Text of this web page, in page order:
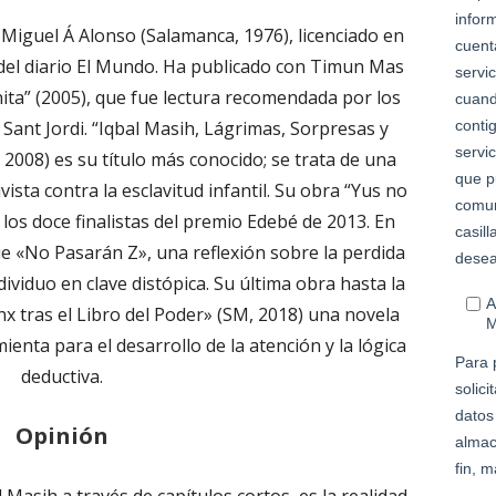
Á Alonso (Salamanca, 1976), licenciado en
diario El Mundo. Ha publicado con Timun Mas
(2005), que fue lectura recomendada por los
Jordi. “Iqbal Masih, Lágrimas, Sorpresas y
es su título más conocido; se trata de una
contra la esclavitud infantil. Su obra “Yus no
doce finalistas del premio Edebé de 2013. En
«No Pasarán Z», una reflexión sobre la perdida
en clave distópica. Su última obra hasta la
tras el Libro del Poder» (SM, 2018) una novela
para el desarrollo de la atención y la lógica
deductiva.
Opinión